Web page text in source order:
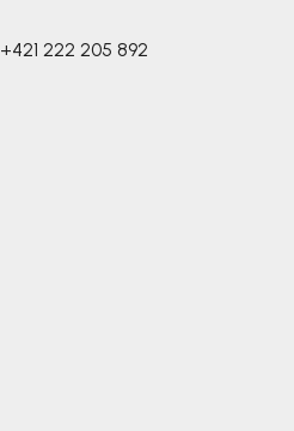
+421 222 205 892